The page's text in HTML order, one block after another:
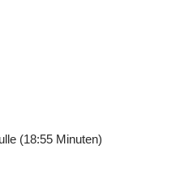
(18:55 Minuten)